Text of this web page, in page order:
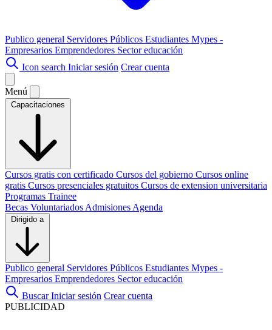
Publico general Servidores Públicos Estudiantes Mypes -
Empresarios Emprendedores Sector educación
Icon search Iniciar sesión Crear cuenta
Menú
Capacitaciones
Cursos gratis con certificado Cursos del gobierno Cursos online
gratis Cursos presenciales gratuitos Cursos de extension universitaria
Programas Trainee
Becas Voluntariados Admisiones Agenda
Dirigido a
Publico general Servidores Públicos Estudiantes Mypes -
Empresarios Emprendedores Sector educación
Buscar Iniciar sesión Crear cuenta
PUBLICIDAD